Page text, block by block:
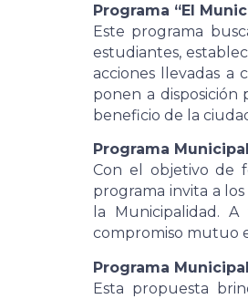
Programa “El
Este programa
estudiantes,
acciones llevadas a
ponen a
beneficio de la
Programa
Con el objetivo de
programa invita a
la Municipalidad.
compromiso mutuo
Programa
Esta propuesta